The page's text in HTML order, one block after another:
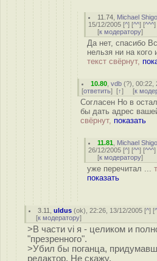
11.74 Michael
15/12/2005 [^] [^^] [^^^]
[к модератору]
Да нет, спасибо
нельзя ни на кого
текст свёрнут,
10.80 ,vdb (?), 00:22,
[ответить] [↑] [к
Согласен Но в
бы дать адрес
свёрнут, показать
11.81 Michael
26/12/2005 [^] [^^] [^^^]
[к модератору]
уже перечитал ...
показать
3.11 ,uldus (ok), 22:26, 13/12/2005 [^] [
[к модератору]
>В части vi я - целиком и
"презренного".
>Убил бы поганца,
редактор. Не скажу,